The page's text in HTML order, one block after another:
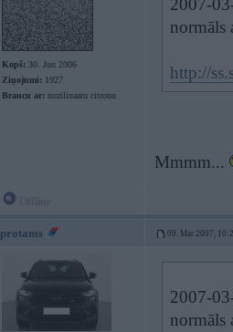
Kopš: 30. Jun 2006
Ziņojumi: 1927
Braucu ar: nozilinaatu citronu
2007-
http://
Mmmm...
protams 09. Mar 2007,
2007-